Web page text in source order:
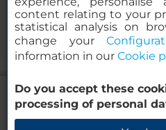
NH Antofagasta
© 2000-2026 MINOR HOTELS
120. 28003
content relating to your
statistical analysis on
change your
information in our Cookie
Do you accept these
processing of personal